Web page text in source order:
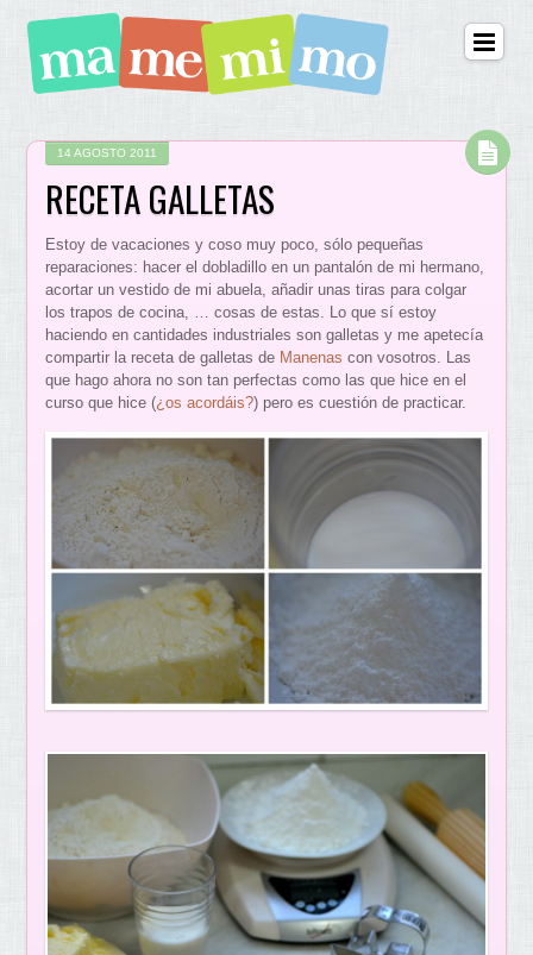
14 AGOSTO 2011
RECETA GALLETAS
Estoy de vacaciones y coso muy poco, sólo pequeñas
reparaciones: hacer el dobladillo en un pantalón de mi hermano,
acortar un vestido de mi abuela, añadir unas tiras para colgar
los trapos de cocina, … cosas de estas. Lo que sí estoy
haciendo en cantidades industriales son galletas y me apetecía
compartir la receta de galletas de Manenas con vosotros. Las
que hago ahora no son tan perfectas como las que hice en el
curso que hice (¿os acordáis?) pero es cuestión de practicar.